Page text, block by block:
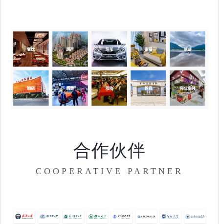
合作伙伴
COOPERATIVE PARTNER